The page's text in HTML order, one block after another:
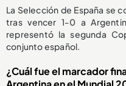
La Selección de España se
tras vencer 1-0 a
representó la segunda
conjunto español.
¿Cuál fue el marcador